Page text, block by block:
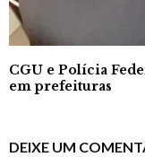
CGU e Polícia
em prefeituras
DEIXE UM